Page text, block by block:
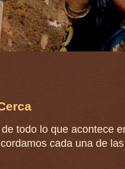
todo lo que acontece
cada una de